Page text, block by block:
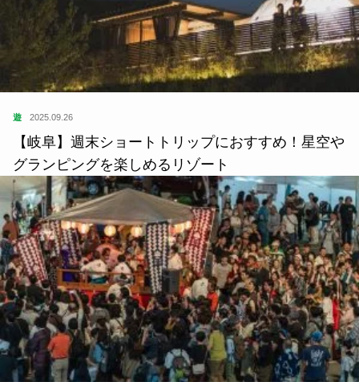
遊 2025.09.26
【岐阜】週末ショートトリップにおすすめ！星空や
グランピングを楽しめるリゾート